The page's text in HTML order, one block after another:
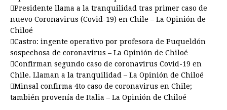
Presidente llama a la tranquilidad tras primer caso de
nuevo Coronavirus (Covid-19) en Chile – La Opinión de
Chiloé
Castro: ingente operativo por profesora de Puqueldón
sospechosa de coronavirus – La Opinión de Chiloé
Confirman segundo caso de coronavirus Covid-19 en
Chile. Llaman a la tranquilidad – La Opinión de Chiloé
Minsal confirma 4to caso de coronavirus en Chile;
también provenía de Italia – La Opinión de Chiloé